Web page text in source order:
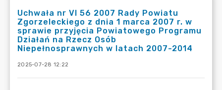
Uchwała nr VI 56 2007 Rady Powiatu
Zgorzeleckiego z dnia 1 marca 2007 r. w
sprawie przyjęcia Powiatowego Programu
Działań na Rzecz Osób
Niepełnosprawnych w latach 2007-2014
2025-07-28 12:22